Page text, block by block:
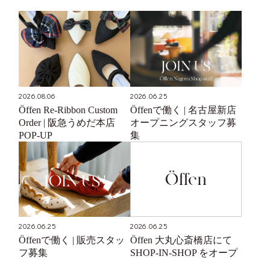
2026.08.06
Öffen Re-Ribbon Custom
Order | 阪急うめだ本店
POP-UP
2026.06.25
Öffenで働く | 名古屋新店
オープニングスタッフ募
集
2026.06.25
Öffenで働く | 販売スタッ
フ募集
2026.06.25
Öffen 大丸心斎橋店にて
SHOP-IN-SHOP をオープ